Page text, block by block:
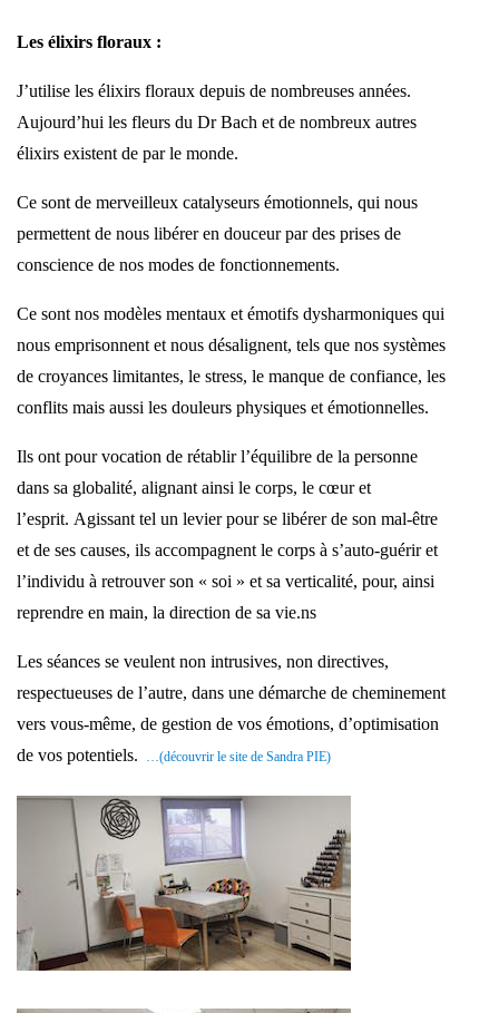
Les élixirs floraux :
J’utilise les élixirs floraux depuis de nombreuses années.
Aujourd’hui les fleurs du Dr Bach et de nombreux autres
élixirs existent de par le monde.
Ce sont de merveilleux catalyseurs émotionnels, qui nous
permettent de nous libérer en douceur par des prises de
conscience de nos modes de fonctionnements.
Ce sont nos modèles mentaux et émotifs dysharmoniques qui
nous emprisonnent et nous désalignent, tels que nos systèmes
de croyances limitantes, le stress, le manque de confiance, les
conflits mais aussi les douleurs physiques et émotionnelles.
Ils ont pour vocation de rétablir l’équilibre de la personne
dans sa globalité, alignant ainsi le corps, le cœur et
l’esprit. Agissant tel un levier pour se libérer de son mal-être
et de ses causes, ils accompagnent le corps à s’auto-guérir et
l’individu à retrouver son « soi » et sa verticalité, pour, ainsi
reprendre en main, la direction de sa vie.ns
Les séances se veulent non intrusives, non directives,
respectueuses de l’autre, dans une démarche de cheminement
vers vous-même, de gestion de vos émotions, d’optimisation
de vos potentiels.
…(découvrir le site de Sandra PIE)